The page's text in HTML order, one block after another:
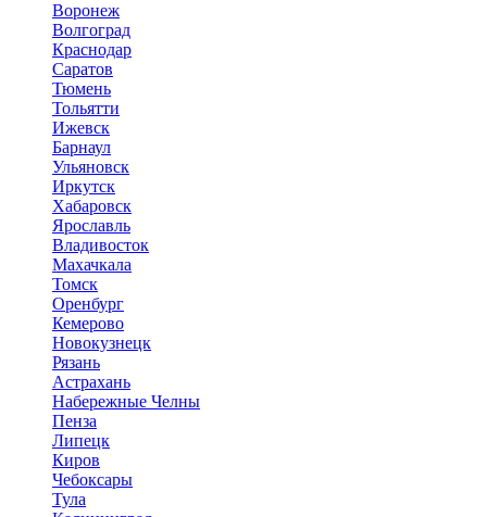
Воронеж
Волгоград
Краснодар
Саратов
Тюмень
Тольятти
Ижевск
Барнаул
Ульяновск
Иркутск
Хабаровск
Ярославль
Владивосток
Махачкала
Томск
Оренбург
Кемерово
Новокузнецк
Рязань
Астрахань
Набережные Челны
Пенза
Липецк
Киров
Чебоксары
Тула